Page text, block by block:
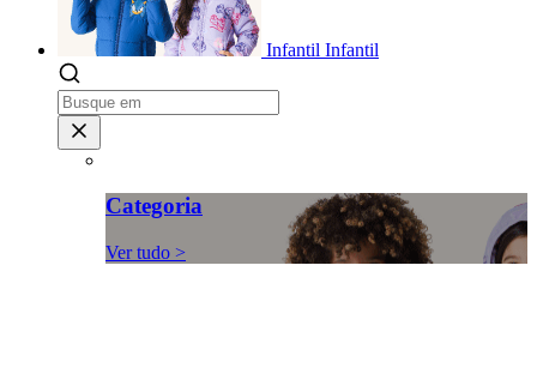
Infantil Infantil
Categoria
Ver tudo >